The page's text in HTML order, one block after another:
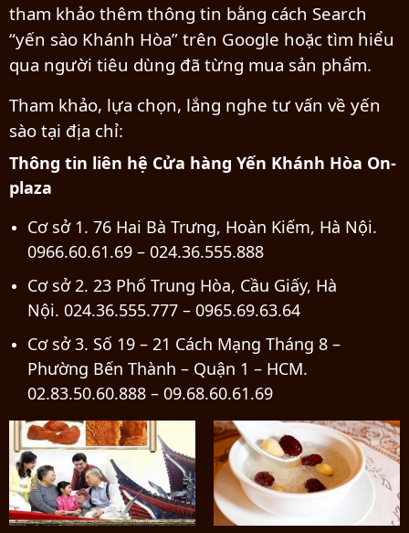
tham khảo thêm thông tin bằng cách Search
“yến sào Khánh Hòa” trên Google hoặc tìm hiểu
qua người tiêu dùng đã từng mua sản phẩm.
Tham khảo, lựa chọn, lắng nghe tư vấn về yến
sào tại địa chỉ:
Thông tin liên hệ Cửa hàng Yến Khánh Hòa On-
plaza
Cơ sở 1. 76 Hai Bà Trưng, Hoàn Kiếm, Hà Nội.
0966.60.61.69 – 024.36.555.888
Cơ sở 2. 23 Phố Trung Hòa, Cầu Giấy, Hà
Nội. 024.36.555.777 – 0965.69.63.64
Cơ sở 3. Số 19 – 21 Cách Mạng Tháng 8 –
Phường Bến Thành – Quận 1 – HCM.
02.83.50.60.888 – 09.68.60.61.69